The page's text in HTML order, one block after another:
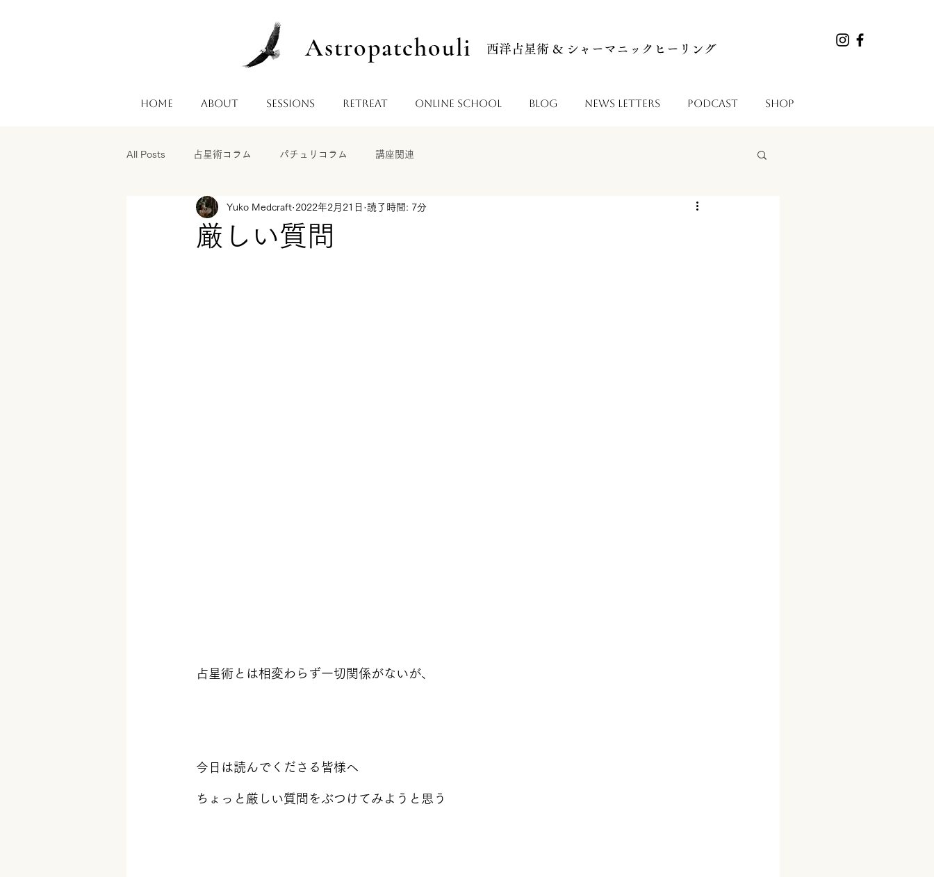
Astropatchouli 西洋占星術 & シャーマニックヒーリング
Home About Sessions Retreat Online School Blog News Letters Podcast Shop
All Posts 占星術コラム パチュリコラム 講座関連
厳しい質問
Yuko Medcraft 2022年2月21日 読了時間: 7分
占星術とは相変わらず一切関係がないが、
今日は読んでくださる皆様へ
ちょっと厳しい質問をぶつけてみようと思う